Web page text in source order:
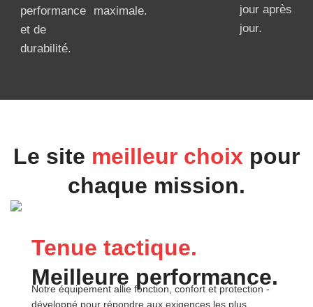
performance
et de
durabilité.
maximale.
jour après
jour.
Le site meilleur choix pour
chaque mission.
Tenue tactique.
Meilleure performance.
Notre équipement allie fonction, confort et protection -
développé pour répondre aux exigences les plus